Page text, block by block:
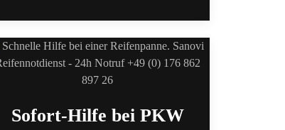
Sofort-Hilfe bei PKW